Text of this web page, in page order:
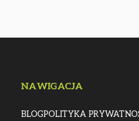
NAWIGACJA
BLOGPOLITYKA